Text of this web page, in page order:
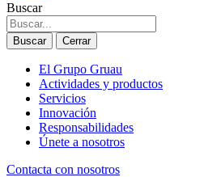
Buscar
Buscar Cerrar
El Grupo Gruau
Actividades y productos
Servicios
Innovación
Responsabilidades
Únete a nosotros
Contacta con nosotros